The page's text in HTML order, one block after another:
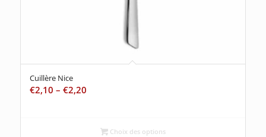
Cuillère Nice
€2,10 – €2,20
Choix des options